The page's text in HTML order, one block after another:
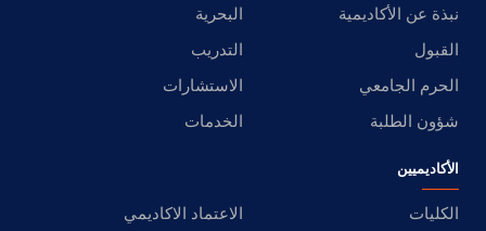
نبذة عن الأكاديمية
البحرية
القبول
التدريب
الحرم الجامعي
الاستشارات
شؤون الطلبة
الخدمات
الأكاديميين
الكليات
الاعتماد الاكاديمي